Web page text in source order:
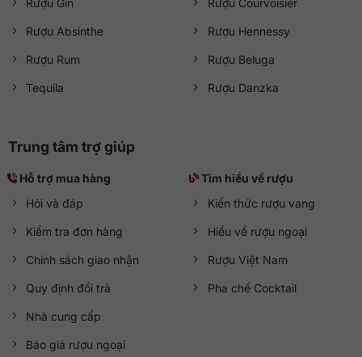
Rượu Gin
Rượu Absinthe
Rượu Rum
Tequila
Rượu Courvoisier
Rượu Hennessy
Rượu Beluga
Rượu Danzka
Trung tâm trợ giúp
Hỗ trợ mua hàng
Hỏi và đáp
Kiểm tra đơn hàng
Chính sách giao nhận
Quy định đổi trả
Nhà cung cấp
Báo giá rượu ngoại
Tìm hiểu về rượu
Kiến thức rượu vang
Hiểu về rượu ngoại
Rượu Việt Nam
Pha chế Cocktail